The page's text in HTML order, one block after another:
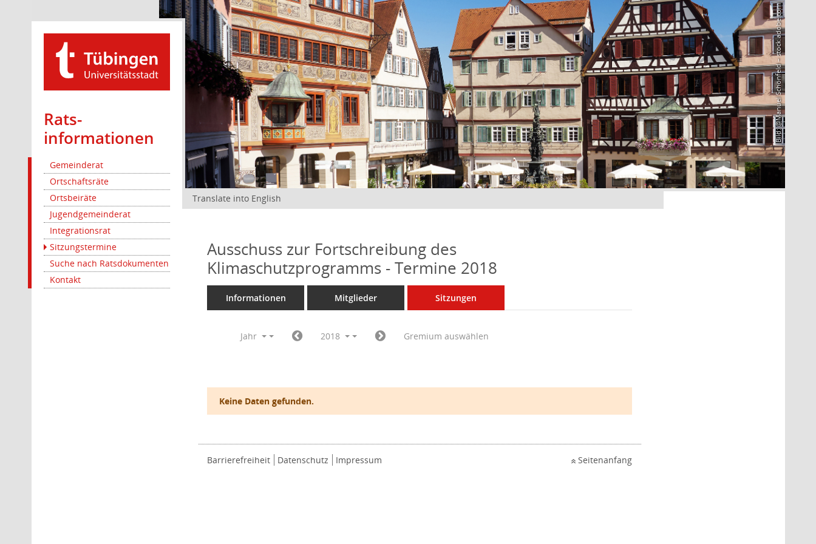
Rats­
informationen
Gemeinderat
Ortschaftsräte
Ortsbeiräte
Jugendgemeinderat
Integrationsrat
Sitzungstermine
Suche nach Ratsdokumenten
Kontakt
Bild: @Manuel Schönfeld – stock.adobe.com
Translate into English
Ausschuss zur Fortschreibung des
Klimaschutzprogramms - Termine 2018
Informationen Mitglieder Sitzungen
Jahr 2018 Gremium auswählen
Keine Daten gefunden.
Barrierefreiheit Datenschutz Impressum Seitenanfang